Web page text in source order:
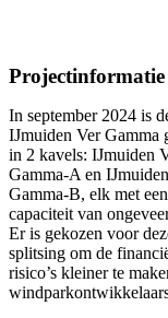
Projectinformatie
In september 2024 is
IJmuiden Ver Gamma
in 2 kavels: IJmuiden
Gamma-A en
Gamma-B, elk met een
capaciteit van
Er is gekozen voor
splitsing om de
risico’s kleiner te